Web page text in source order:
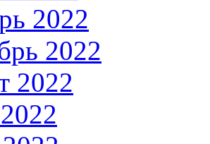
2022
2022
2022